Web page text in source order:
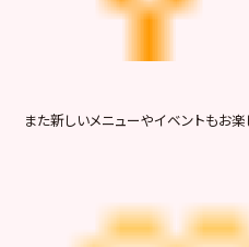
また新しいメニューやイベントもお